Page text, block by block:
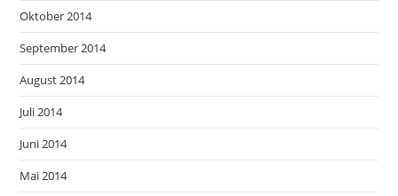
Oktober 2014
September 2014
August 2014
Juli 2014
Juni 2014
Mai 2014